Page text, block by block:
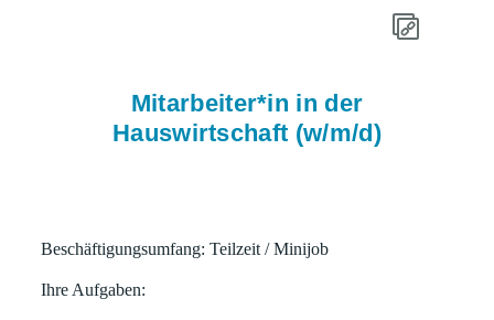
Mitarbeiter*in in der
Hauswirtschaft (w/m/d)
Beschäftigungsumfang: Teilzeit / Minijob
Ihre Aufgaben: